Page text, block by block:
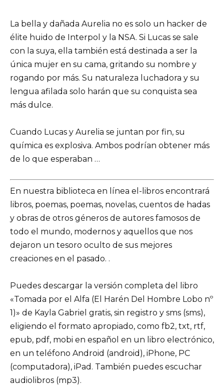
La bella y dañada Aurelia no es solo un hacker de
élite huido de Interpol y la NSA. Si Lucas se sale
con la suya, ella también está destinada a ser la
única mujer en su cama, gritando su nombre y
rogando por más. Su naturaleza luchadora y su
lengua afilada solo harán que su conquista sea
más dulce.
Cuando Lucas y Aurelia se juntan por fin, su
química es explosiva. Ambos podrían obtener más
de lo que esperaban …
En nuestra biblioteca en línea el-libros encontrará
libros, poemas, poemas, novelas, cuentos de hadas
y obras de otros géneros de autores famosos de
todo el mundo, modernos y aquellos que nos
dejaron un tesoro oculto de sus mejores
creaciones en el pasado. .
Puedes descargar la versión completa del libro
«Tomada por el Alfa (El Harén Del Hombre Lobo nº
1)» de Kayla Gabriel gratis, sin registro y sms (sms),
eligiendo el formato apropiado, como fb2, txt, rtf,
epub, pdf, mobi en español en un libro electrónico,
en un teléfono Android (android), iPhone, PC
(computadora), iPad. También puedes escuchar
audiolibros (mp3).